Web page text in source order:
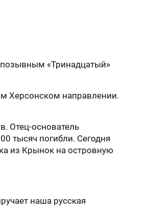
«Тринадцатый»
Херсонском направлении.
Отец-основатель
тысяч погибли. Сегодня
из Крынок на островную
наша русская